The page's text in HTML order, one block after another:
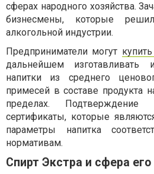
сферах народного хозяйства.
бизнесмены, которые
алкогольной индустрии.
Предприниматели могут
дальнейшем изготавливать
напитки из среднего
примесей в составе продукта
пределах.
сертификаты, которые
параметры напитка
нормативам.
Спирт Экстра и сфера